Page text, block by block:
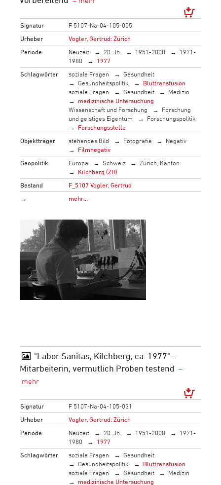
Signatur
F 5107-Na-04-105-005
Urheber
Vogler, Gertrud: Zürich
Periode
Neuzeit 20. Jh. 1951-2000
1971-
1980
1977
Schlagwörter
soziale Fragen
Gesundheit
Gesundheitspolitik
Bluttransfusion
soziale Fragen
Gesundheit
Medizin
medizinische Untersuchung
Wissenschaft und Forschung
Forschung
und geistiges Eigentum
Forschungspolitik
Forschungsstelle
Objektträger
stehendes Bild Fotografie
Negativ
Filmnegativ
Geopolitik
Europa Schweiz
Zürich, Kanton
Kilchberg (ZH)
Bestand
F_5107 Vogler, Gertrud
→
mehr…
"Labor Sanitas, Kilchberg, ca. 1977" -
Mitarbeiterin, vermutlich Proben testend
Signatur
F 5107-Na-04-105-031
Urheber
Vogler, Gertrud: Zürich
Periode
Neuzeit 20. Jh. 1951-2000
1971-
1980
1977
Schlagwörter
soziale Fragen
Gesundheit
Gesundheitspolitik
Bluttransfusion
soziale Fragen
Gesundheit
Medizin
medizinische Untersuchung